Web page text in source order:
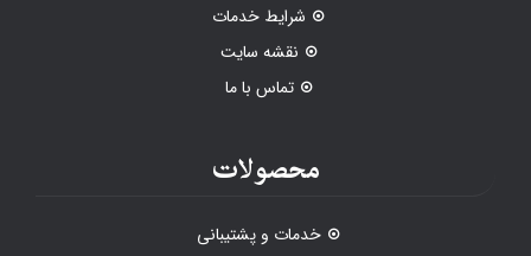
شرایط خدمات
نقشه سایت
تماس با ما
محصولات
خدمات و پشتیبانی